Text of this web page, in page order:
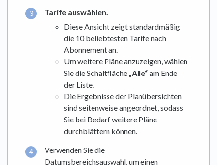
Tarife auswählen.
Diese Ansicht zeigt standardmäßig
die 10 beliebtesten Tarife nach
Abonnement an.
Um weitere Pläne anzuzeigen, wählen
Sie die Schaltfläche „Alle“am Ende
der Liste.
Die Ergebnisse der Planübersichten
sind seitenweise angeordnet, sodass
Sie bei Bedarf weitere Pläne
durchblättern können.
Verwenden Sie die
Datumsbereichsauswahl, um einen